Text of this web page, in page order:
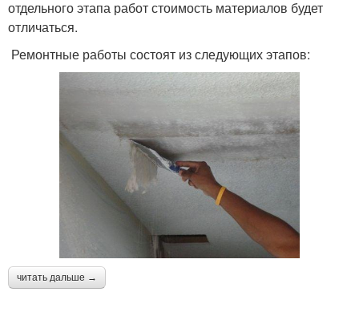
отдельного этапа работ стоимость материалов будет
отличаться.
Ремонтные работы состоят из следующих этапов:
читать дальше →